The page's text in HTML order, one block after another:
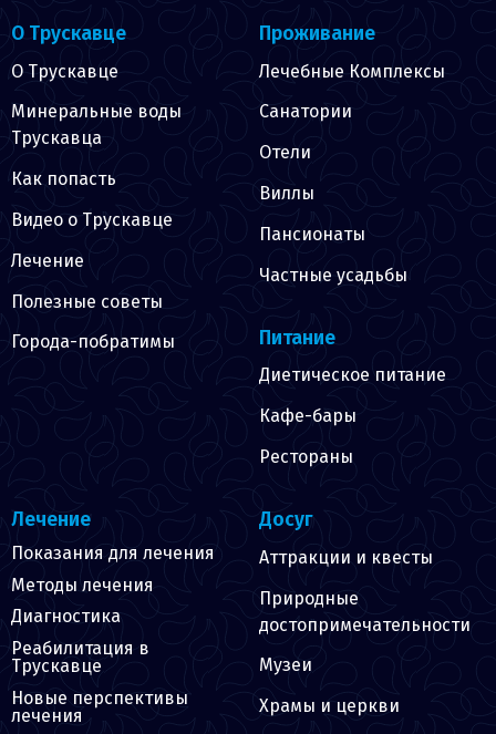
О Трускавце
О Трускавце
Минеральные воды
Трускавца
Как попасть
Видео о Трускавце
Лечение
Полезные советы
Города-побратимы
Проживание
Лечебные Комплексы
Санатории
Отели
Виллы
Пансионаты
Частные усадьбы
Питание
Диетическое питание
Кафе-бары
Рестораны
Лечение
Показания для лечения
Методы лечения
Диагностика
Реабилитация в
Трускавце
Новые перспективы
лечения
Досуг
Аттракции и квесты
Природные
достопримечательности
Музеи
Храмы и церкви